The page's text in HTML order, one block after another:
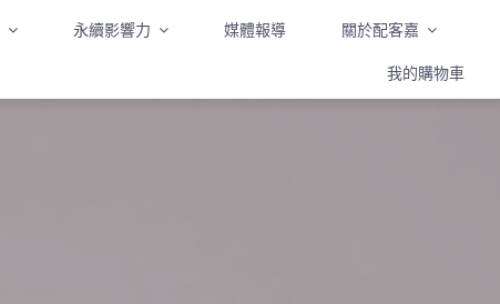
永續影響力 媒體報導 關於配客嘉
我的購物車